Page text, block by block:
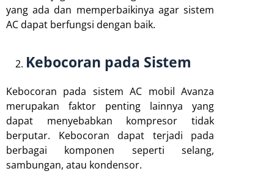
yang ada dan memperbaikinya agar sistem
AC dapat berfungsi dengan baik.
Kebocoran pada Sistem
Kebocoran pada sistem AC mobil Avanza
merupakan faktor penting lainnya yang
dapat menyebabkan kompresor tidak
berputar. Kebocoran dapat terjadi pada
berbagai komponen seperti selang,
sambungan, atau kondensor.